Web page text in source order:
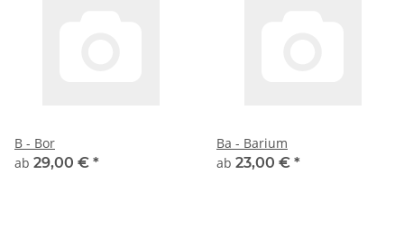
B - Bor
ab 29,00 € *
Ba - Barium
ab 23,00 € *